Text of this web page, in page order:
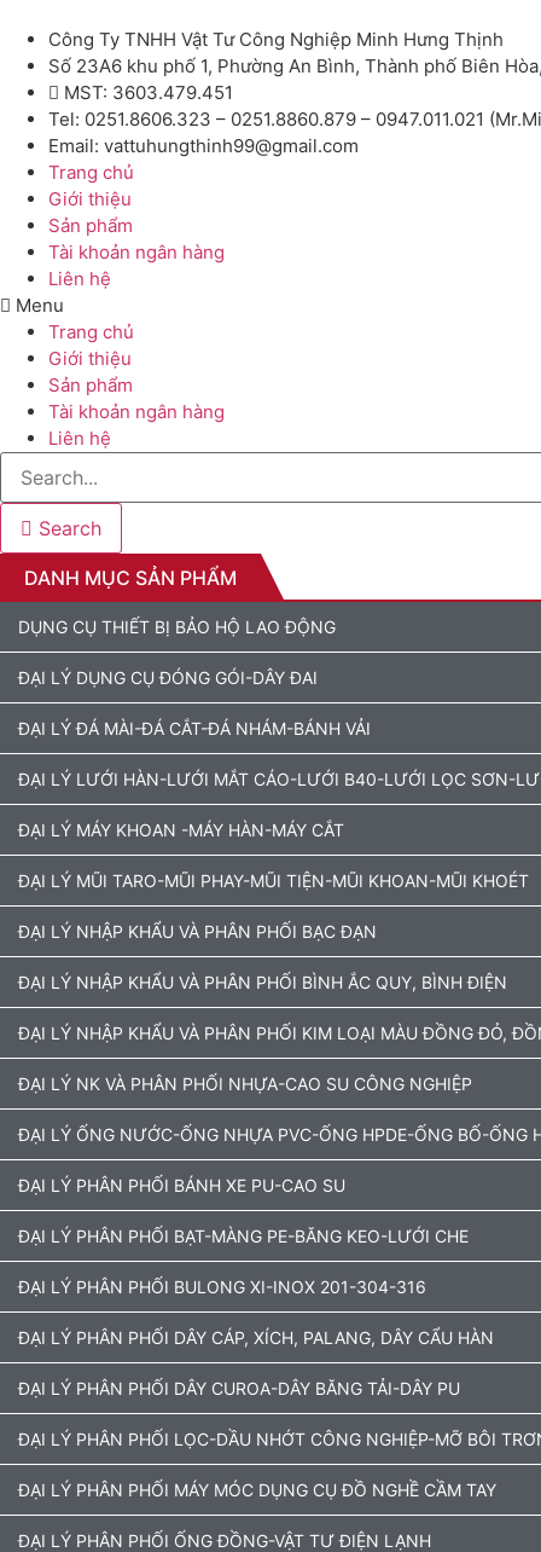
Công Ty TNHH Vật Tư Công Nghiệp Minh Hưng Thịnh
Số 23A6 khu phố 1, Phường An Bình, Thành phố Biên
MST: 3603.479.451
Tel: 0251.8606.323 – 0251.8860.879 – 0947.011.021
Email: vattuhungthinh99@gmail.com
Trang chủ
Giới thiệu
Sản phẩm
Tài khoản ngân hàng
Liên hệ
Menu
Trang chủ
Giới thiệu
Sản phẩm
Tài khoản ngân hàng
Liên hệ
Search
DANH MỤC SẢN PHẨM
DỤNG CỤ THIẾT BỊ BẢO HỘ LAO ĐỘNG
ĐẠI LÝ DỤNG CỤ ĐÓNG GÓI-DÂY ĐAI
ĐẠI LÝ ĐÁ MÀI-ĐÁ CẮT-ĐÁ NHÁM-BÁNH VẢI
ĐẠI LÝ LƯỚI HÀN-LƯỚI MẮT CÁO-LƯỚI B40-LƯỚI LỌC SƠN-
ĐẠI LÝ MÁY KHOAN -MÁY HÀN-MÁY CẮT
ĐẠI LÝ MŨI TARO-MŨI PHAY-MŨI TIỆN-MŨI KHOAN-MŨI KHOÉT
ĐẠI LÝ NHẬP KHẨU VÀ PHÂN PHỐI BẠC ĐẠN
ĐẠI LÝ NHẬP KHẨU VÀ PHÂN PHỐI BÌNH ẮC QUY, BÌNH ĐIỆN
ĐẠI LÝ NHẬP KHẨU VÀ PHÂN PHỐI KIM LOẠI MÀU ĐỒNG ĐỎ,
ĐẠI LÝ NK VÀ PHÂN PHỐI NHỰA-CAO SU CÔNG NGHIỆP
ĐẠI LÝ ỐNG NƯỚC-ỐNG NHỰA PVC-ỐNG HPDE-ỐNG BỐ-ỐNG
ĐẠI LÝ PHÂN PHỐI BÁNH XE PU-CAO SU
ĐẠI LÝ PHÂN PHỐI BẠT-MÀNG PE-BĂNG KEO-LƯỚI CHE
ĐẠI LÝ PHÂN PHỐI BULONG XI-INOX 201-304-316
ĐẠI LÝ PHÂN PHỐI DÂY CÁP, XÍCH, PALANG, DÂY CẨU HÀN
ĐẠI LÝ PHÂN PHỐI DÂY CUROA-DÂY BĂNG TẢI-DÂY PU
ĐẠI LÝ PHÂN PHỐI LỌC-DẦU NHỚT CÔNG NGHIỆP-MỠ BÔI
ĐẠI LÝ PHÂN PHỐI MÁY MÓC DỤNG CỤ ĐỒ NGHỀ CẦM TAY
ĐẠI LÝ PHÂN PHỐI ỐNG ĐỒNG-VẬT TƯ ĐIỆN LẠNH